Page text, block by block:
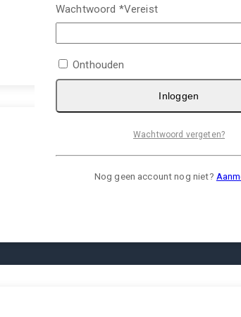
Wachtwoord *Vereist
Onthouden
Inloggen
Wachtwoord vergeten?
Nog geen account nog niet?